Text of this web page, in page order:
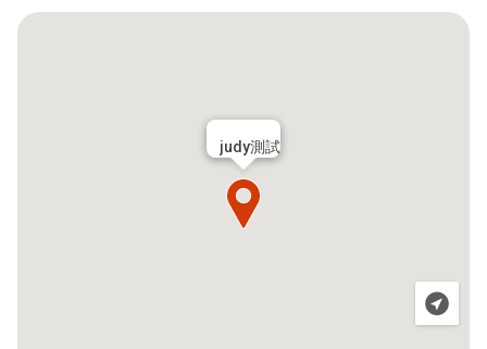
judy測試